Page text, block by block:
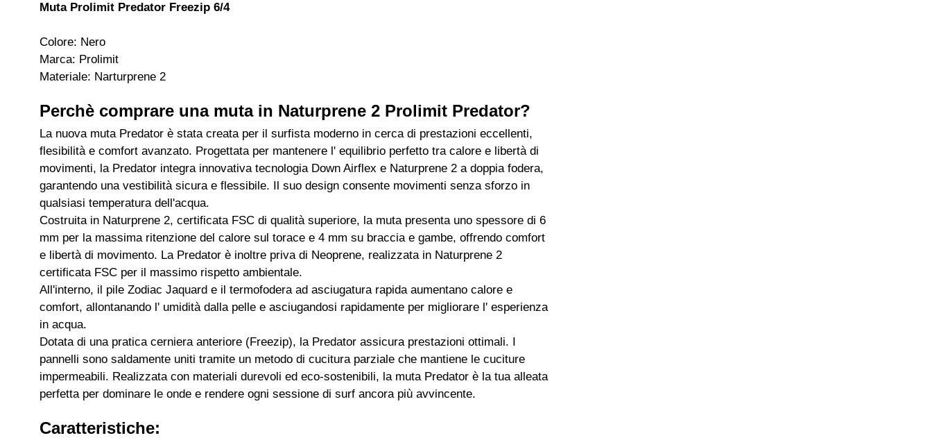
Muta Prolimit Predator Freezip 6/4
Colore: Nero
Marca: Prolimit
Materiale: Narturprene 2
Perchè comprare una muta in Naturprene 2 Prolimit Predator?
La nuova muta Predator è stata creata per il surfista moderno in cerca di prestazioni eccellenti,
flesibilità e comfort avanzato. Progettata per mantenere l' equilibrio perfetto tra calore e libertà di
movimenti, la Predator integra innovativa tecnologia Down Airflex e Naturprene 2 a doppia fodera,
garantendo una vestibilità sicura e flessibile. Il suo design consente movimenti senza sforzo in
qualsiasi temperatura dell'acqua.
Costruita in Naturprene 2, certificata FSC di qualità superiore, la muta presenta uno spessore di 6
mm per la massima ritenzione del calore sul torace e 4 mm su braccia e gambe, offrendo comfort
e libertà di movimento. La Predator è inoltre priva di Neoprene, realizzata in Naturprene 2
certificata FSC per il massimo rispetto ambientale.
All'interno, il pile Zodiac Jaquard e il termofodera ad asciugatura rapida aumentano calore e
comfort, allontanando l' umidità dalla pelle e asciugandosi rapidamente per migliorare l' esperienza
in acqua.
Dotata di una pratica cerniera anteriore (Freezip), la Predator assicura prestazioni ottimali. I
pannelli sono saldamente uniti tramite un metodo di cucitura parziale che mantiene le cuciture
impermeabili. Realizzata con materiali durevoli ed eco-sostenibili, la muta Predator è la tua alleata
perfetta per dominare le onde e rendere ogni sessione di surf ancora più avvincente.
Caratteristiche: